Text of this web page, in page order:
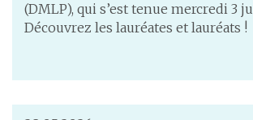
(DMLP), qui s’est tenue mercredi 3
Découvrez les lauréates et lauréats !